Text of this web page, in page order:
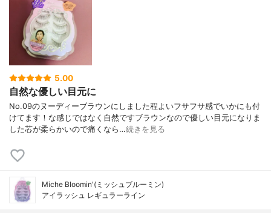
5.00
自然な優しい目元に
No.09のヌーディーブラウンにしました程よいフサフサ感でいかにも付
けてます！な感じではなく自然ですブラウンなので優しい目元になりま
した芯が柔らかいので痛くなら…続きを見る
Miche Bloomin'(ミッシュブルーミン)
アイラッシュ レギュラーライン